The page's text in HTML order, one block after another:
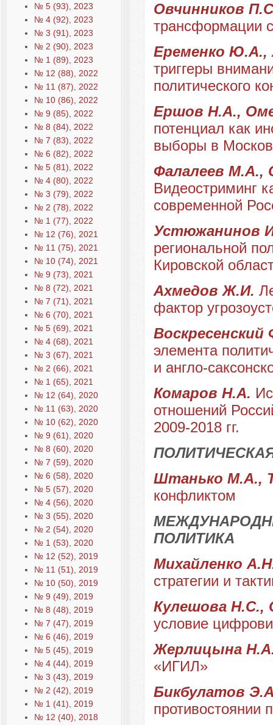
№ 5 (93), 2023
№ 4 (92), 2023
№ 3 (91), 2023
№ 2 (90), 2023
№ 1 (89), 2023
№ 12 (88), 2022
№ 11 (87), 2022
№ 10 (86), 2022
№ 9 (85), 2022
№ 8 (84), 2022
№ 7 (83), 2022
№ 6 (82), 2022
№ 5 (81), 2022
№ 4 (80), 2022
№ 3 (79), 2022
№ 2 (78), 2022
№ 1 (77), 2022
№ 12 (76), 2021
№ 11 (75), 2021
№ 10 (74), 2021
№ 9 (73), 2021
№ 8 (72), 2021
№ 7 (71), 2021
№ 6 (70), 2021
№ 5 (69), 2021
№ 4 (68), 2021
№ 3 (67), 2021
№ 2 (66), 2021
№ 1 (65), 2021
№ 12 (64), 2020
№ 11 (63), 2020
№ 10 (62), 2020
№ 9 (61), 2020
№ 8 (60), 2020
№ 7 (59), 2020
№ 6 (58), 2020
№ 5 (57), 2020
№ 4 (56), 2020
№ 3 (55), 2020
№ 2 (54), 2020
№ 1 (53), 2020
№ 12 (52), 2019
№ 11 (51), 2019
№ 10 (50), 2019
№ 9 (49), 2019
№ 8 (48), 2019
№ 7 (47), 2019
№ 6 (46), 2019
№ 5 (45), 2019
№ 4 (44), 2019
№ 3 (43), 2019
№ 2 (42), 2019
№ 1 (41), 2019
№ 12 (40), 2018
Овчинников
трансформации
Еременко Ю.А.,
триггеры
политического
Ершов Н.А.,
потенциал как
выборы в
Фалалеев М.А.,
Видеостриминг
современной
Устюжанинов
региональной
Кировской
Ахмедов Ж.И.
фактор
элемента
и англо-
Комаров Н.А.
отношений
2009-2018 гг.
Штанько М.А.,
конфликтом
ПОЛИТИКА
Михайленко
стратегии и
Кулешова Н.С.,
условие
Жерлицына
«ИГИЛ»
Бикбулатов
противостоянии